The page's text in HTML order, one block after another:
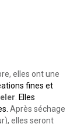
elles ont une
fines et
Elles
Après séchage
elles seront